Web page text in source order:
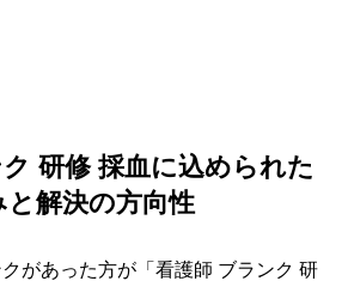
研修 採血に込められた
と解決の方向性
があった方が「看護師 ブランク 研